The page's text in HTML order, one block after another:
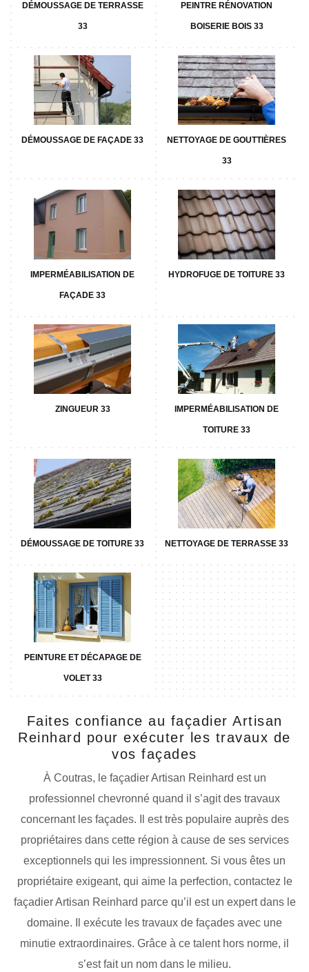
DÉMOUSSAGE DE TERRASSE
33
PEINTRE RÉNOVATION
BOISERIE BOIS 33
DÉMOUSSAGE DE FAÇADE 33 NETTOYAGE DE GOUTTIÈRES
33
IMPERMÉABILISATION DE
FAÇADE 33
HYDROFUGE DE TOITURE 33
ZINGUEUR 33 IMPERMÉABILISATION DE
TOITURE 33
DÉMOUSSAGE DE TOITURE 33 NETTOYAGE DE TERRASSE 33
PEINTURE ET DÉCAPAGE DE
VOLET 33
Faites confiance au façadier Artisan
Reinhard pour exécuter les travaux de
vos façades
À Coutras, le façadier Artisan Reinhard est un
professionnel chevronné quand il s’agit des travaux
concernant les façades. Il est très populaire auprès des
propriétaires dans cette région à cause de ses services
exceptionnels qui les impressionnent. Si vous êtes un
propriétaire exigeant, qui aime la perfection, contactez le
façadier Artisan Reinhard parce qu’il est un expert dans le
domaine. Il exécute les travaux de façades avec une
minutie extraordinaires. Grâce à ce talent hors norme, il
s’est fait un nom dans le milieu.